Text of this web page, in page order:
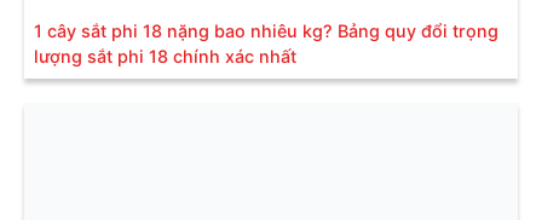
1 cây sắt phi 18 nặng bao nhiêu kg? Bảng quy đổi trọng
lượng sắt phi 18 chính xác nhất